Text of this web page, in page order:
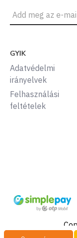
GYIK
Adatvédelmi
irányelvek
Felhasználási
feltételek